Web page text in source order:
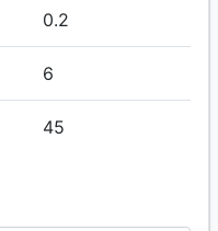
0.2
6
45